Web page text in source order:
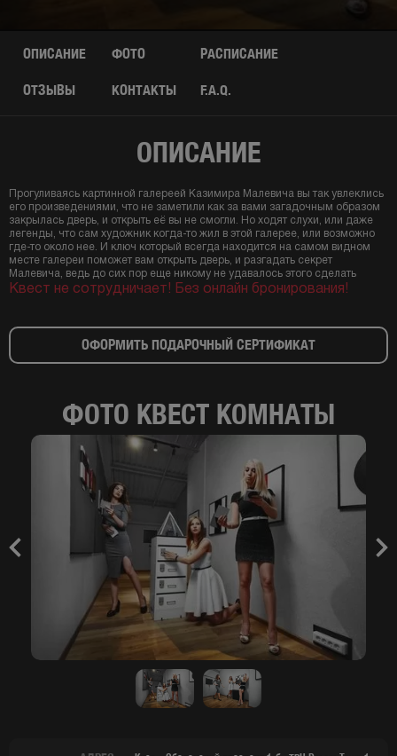
ОПИСАНИЕ ФОТО РАСПИСАНИЕ
ОТЗЫВЫ КОНТАКТЫ F.A.Q.
ОПИСАНИЕ
Прогуливаясь картинной галереей Казимира Малевича вы так увлеклись
его произведениями, что не заметили как за вами загадочным образом
закрылась дверь, и открыть её вы не смогли. Но ходят слухи, или даже
легенды, что сам художник когда-то жил в этой галерее, или возможно
где-то около нее. И ключ который всегда находится на самом видном
месте галереи поможет вам открыть дверь, и разгадать секрет
Малевича, ведь до сих пор еще никому не удавалось этого сделать
Квест не сотрудничает! Без онлайн бронирования!
ОФОРМИТЬ ПОДАРОЧНЫЙ СЕРТИФИКАТ
ФОТО КВЕСТ КОМНАТЫ
Previous